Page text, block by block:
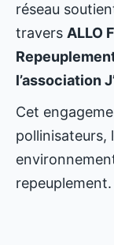
réseau
travers ALLO
l’association
Cet
pollinisateurs,
repeuplement.